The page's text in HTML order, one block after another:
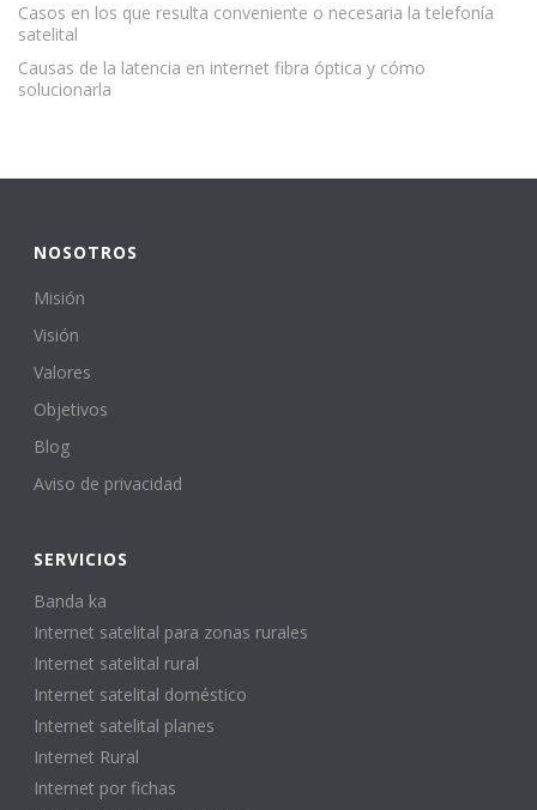
Casos en los que resulta conveniente o necesaria la telefonía
satelital
Causas de la latencia en internet fibra óptica y cómo
solucionarla
NOSOTROS
Misión
Visión
Valores
Objetivos
Blog
Aviso de privacidad
SERVICIOS
Banda ka
Internet satelital para zonas rurales
Internet satelital rural
Internet satelital doméstico
Internet satelital planes
Internet Rural
Internet por fichas